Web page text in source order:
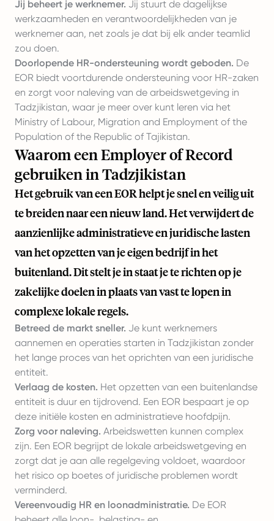
Jij beheert je werknemer. Jij stuurt de dagelijkse
werkzaamheden en verantwoordelijkheden van je
werknemer aan, net zoals je dat bij elk ander teamlid
zou doen.
Doorlopende HR-ondersteuning wordt geboden. De
EOR biedt voortdurende ondersteuning voor HR-zaken
en zorgt voor naleving van de arbeidswetgeving in
Tadzjikistan, waar je meer over kunt leren via het
Ministry of Labour, Migration and Employment of the
Population of the Republic of Tajikistan.
Waarom een Employer of Record
gebruiken in Tadzjikistan
Het gebruik van een EOR helpt je snel en veilig uit
te breiden naar een nieuw land. Het verwijdert de
aanzienlijke administratieve en juridische lasten
van het opzetten van je eigen bedrijf in het
buitenland. Dit stelt je in staat je te richten op je
zakelijke doelen in plaats van vast te lopen in
complexe lokale regels.
Betreed de markt sneller. Je kunt werknemers
aannemen en operaties starten in Tadzjikistan zonder
het lange proces van het oprichten van een juridische
entiteit.
Verlaag de kosten. Het opzetten van een buitenlandse
entiteit is duur en tijdrovend. Een EOR bespaart je op
deze initiële kosten en administratieve hoofdpijn.
Zorg voor naleving. Arbeidswetten kunnen complex
zijn. Een EOR begrijpt de lokale arbeidswetgeving en
zorgt dat je aan alle regelgeving voldoet, waardoor
het risico op boetes of juridische problemen wordt
verminderd.
Vereenvoudig HR en loonadministratie. De EOR